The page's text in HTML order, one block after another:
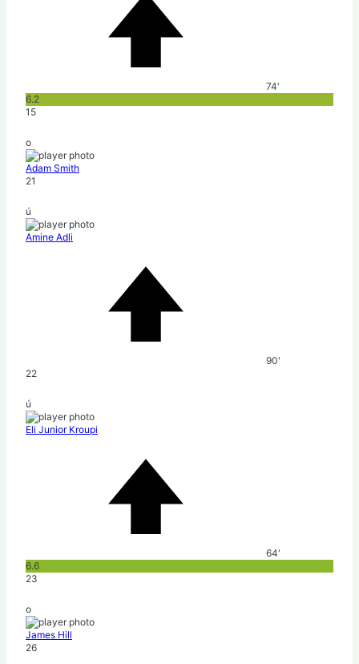
74'
6.2
15
o
Adam Smith
21
ú
Amine Adli
90'
22
ú
Eli Junior Kroupi
64'
6.6
23
o
James Hill
26